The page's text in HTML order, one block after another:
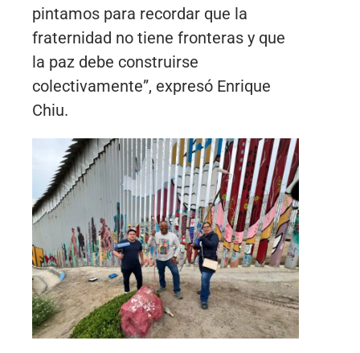
pintamos para recordar que la
fraternidad no tiene fronteras y que
la paz debe construirse
colectivamente”, expresó Enrique
Chiu.